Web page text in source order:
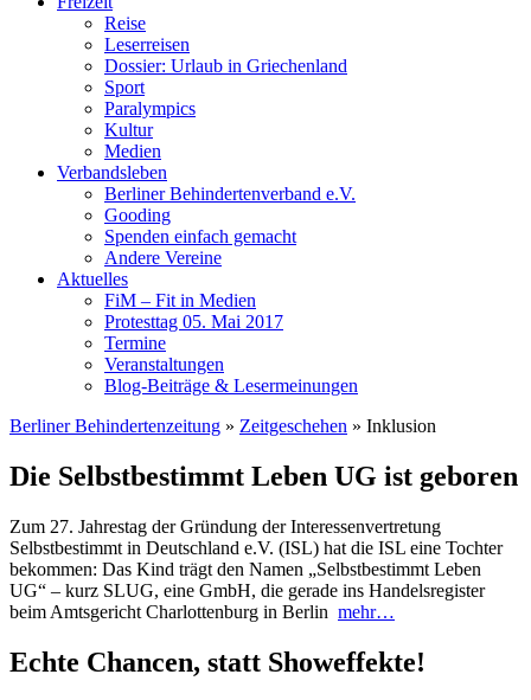
Reise
Leserreisen
Dossier: Urlaub in Griechenland
Sport
Paralympics
Kultur
Medien
Verbandsleben
Berliner Behindertenverband e.V.
Gooding
Spenden einfach gemacht
Andere Vereine
Aktuelles
FiM – Fit in Medien
Protesttag 05. Mai 2017
Termine
Veranstaltungen
Blog-Beiträge & Lesermeinungen
Berliner Behindertenzeitung » Zeitgeschehen » Inklusion
Die Selbstbestimmt Leben UG ist geboren
Zum 27. Jahrestag der Gründung der Interessenvertretung
Selbstbestimmt in Deutschland e.V. (ISL) hat die ISL eine Tochter
bekommen: Das Kind trägt den Namen „Selbstbestimmt Leben
UG“ – kurz SLUG, eine GmbH, die gerade ins Handelsregister
beim Amtsgericht Charlottenburg in Berlin mehr…
Echte Chancen, statt Showeffekte!